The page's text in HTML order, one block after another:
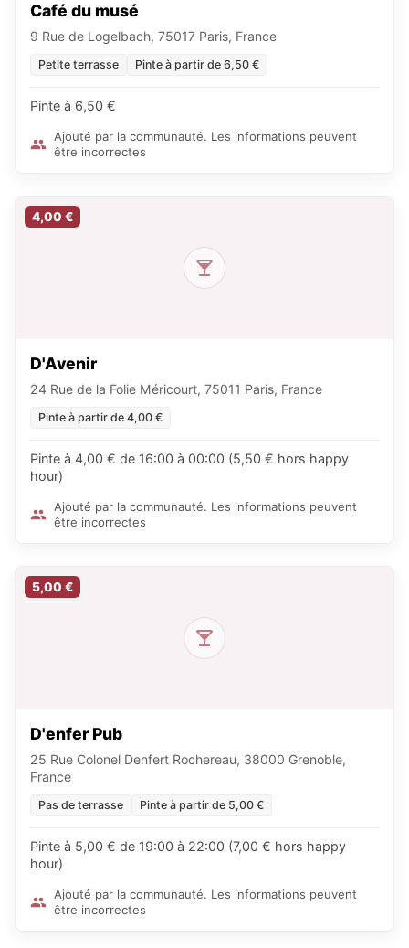
Café du musé
9 Rue de Logelbach, 75017 Paris, France
Petite terrasse Pinte à partir de 6,50 €
Pinte à 6,50 €
Ajouté par la communauté. Les informations peuvent
être incorrectes
4,00 €
D'Avenir
24 Rue de la Folie Méricourt, 75011 Paris, France
Pinte à partir de 4,00 €
Pinte à 4,00 € de 16:00 à 00:00 (5,50 € hors happy
hour)
Ajouté par la communauté. Les informations peuvent
être incorrectes
5,00 €
D'enfer Pub
25 Rue Colonel Denfert Rochereau, 38000 Grenoble,
France
Pas de terrasse Pinte à partir de 5,00 €
Pinte à 5,00 € de 19:00 à 22:00 (7,00 € hors happy
hour)
Ajouté par la communauté. Les informations peuvent
être incorrectes